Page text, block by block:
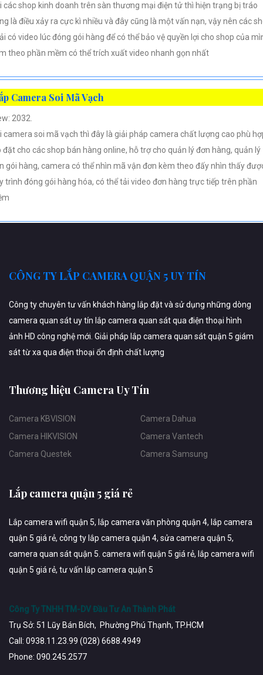
các shop kinh doanh trên sàn thương mại điện tử thì hiện trạng bị tráo
là điều xảy ra cực kì nhiều và đây cũng là một vấn nạn, vậy nên các
có video lúc đóng gói hàng để có thể bảo vệ quyền lợi cho shop của
theo phần mềm có thể trích xuất video nhanh gọn nhất
Camera Soi Mã Vạch
2032.
camera soi mã vạch thì đây là giải pháp camera chất lượng cao phù
đặt cho các shop bán hàng online, hỗ trợ cho quản lý đơn hàng, quản lý
gói hàng, camera có thể nhìn mã vận đơn kèm theo đấy nhìn thấy
trình đóng gói hàng hóa, có thể tải video đơn hàng trực tiếp trên phần
CÔNG TY LẮP CAMERA QUẬN 5 UY TÍN
Công ty chuyên tư vấn khách hàng lắp đặt và sử dụng những dòng
camera quan sát uy tín lắp camera quan sát qua điện thoại hình
ảnh HD công nghệ mới. Giải pháp lắp camera quan sát quận 5 giám
sát từ xa qua điện thoại ổn định chất lượng
Thương hiệu Camera Uy Tín
Camera KBVISION
Camera HIKVISION
Camera Questek
Camera Dahua
Camera Vantech
Camera Samsung
Lắp camera quận 5 giá rẻ
Lắp camera wifi quận 5, lắp camera văn phòng quận 4, lắp camera
quận 5 giá rẻ, công ty lắp camera quận 4, sửa camera quận 5,
camera quan sát quận 5. camera wifi quận 5 giá rẻ, lắp camera wifi
quận 5 giá rẻ, tư vấn lắp camera quận 5
Công Ty TNHH TM-DV Đầu Tư An Thành Phát
Trụ Sở: 51 Lũy Bán Bích, Phường Phú Thạnh, TP.HCM
Call: 0938.11.23.99 (028) 6688.4949
Phone: 090.245.2577